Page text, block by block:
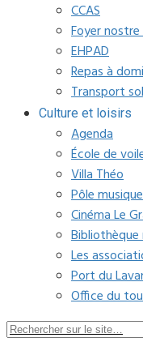
CCAS
Foyer
EHPAD
Repas à
Transport
Culture et loisirs
Agenda
École de
Villa Théo
Pôle
Cinéma Le
Bibliothèque
Les
Port du
Office du